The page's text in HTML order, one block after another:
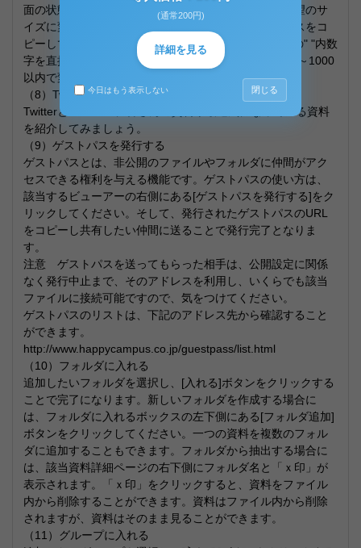
面の状態で資料内容を確認できます。また、資料は希望のサ
イズに変更することもできます。変更の際には、ソースをコ
ピーして貼り付け、ソース内のwidth(幅) height(高さ)の" "内数
字を直接変更します。widthは300～600、heightは250～1000
以内で変更することができます。
（8）Twitterとfacebookにつぶやく
Twitterとfacebookに皆さんの資料や最近気になっている資料
を紹介してみましょう。
（9）ゲストパスを発行する
ゲストパスとは、非公開のファイルやフォルダに仲間がアク
セスできる権利を与える機能です。ゲストパスの使い方は、
該当するビューアーの右側にある[ゲストパスを発行する]をク
リックしてください。そして、発行されたゲストパスのURL
をコピーし共有したい仲間に送ることで発行完了となりま
す。
注意 ゲストパスを送ってもらった相手は、公開設定に関係
なく発行中止まで、そのアドレスを利用し、いくらでも該当
ファイルに接続可能ですので、気をつけてください。
ゲストパスのリストは、下記のアドレス先から確認すること
ができます。
http://www.happycampus.co.jp/guestpass/list.html
（10）フォルダに入れる
追加したいフォルダを選択し、[入れる]ボタンをクリックする
ことで完了になります。新しいフォルダを作成する場合に
は、フォルダに入れるボックスの左下側にある[フォルダ追加]
ボタンをクリックしてください。一つの資料を複数のフォル
ダに追加することもできます。フォルダから抽出する場合に
は、該当資料詳細ページの右下側にフォルダ名と「ｘ印」が
表示されます。「ｘ印」をクリックすると、資料をファイル
内から削除することができます。資料はファイル内から削除
されますが、資料はそのまま見ることができます。
（11）グループに入れる
(通常200円)
詳細を見る
今日はもう表示しない 閉じる